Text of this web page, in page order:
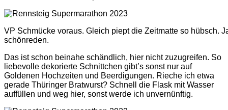
VP Schmücke voraus. Gleich piept die Zeitmatte so hübsch.
schönreden.
Das ist schon beinahe schändlich, hier nicht zuzugreifen. So
liebevolle dekorierte Schnittchen gibt’s sonst nur auf
Goldenen Hochzeiten und Beerdigungen. Rieche ich etwa
gerade Thüringer Bratwurst? Schnell die Flask mit Wasser
auffüllen und weg hier, sonst werde ich unvernünftig.